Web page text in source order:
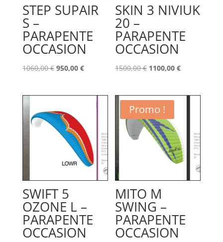
STEP SUPAIR
S –
PARAPENTE
OCCASION
1060,00€ Le
initial
1060,00 €.
950,00 €Le
actuel
est :
SKIN 3 NIVIUK
20 –
PARAPENTE
OCCASION
1500,00€ Le
initial
était :
1500,00 €.
1100,00€Le
actuel
SWIFT 5
OZONE L –
PARAPENTE
OCCASION
Promo !
MITO M
SWING –
PARAPENTE
OCCASION